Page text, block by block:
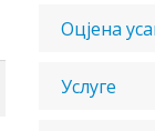
Оцјена
Услуге